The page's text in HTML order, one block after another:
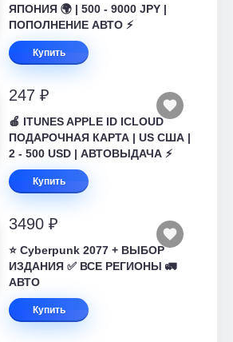
ЯПОНИЯ 🌍 | 500 - 9000 JPY |
ПОПОЛНЕНИЕ АВТО ⚡
Купить
247 ₽
🍎 ITUNES APPLE ID ICLOUD
ПОДАРОЧНАЯ КАРТА | US США |
2 - 500 USD | АВТОВЫДАЧА ⚡️
Купить
3490 ₽
⭐ Cyberpunk 2077 + ВЫБОР
ИЗДАНИЯ ✅ ВСЕ РЕГИОНЫ 🚛
АВТО
Купить